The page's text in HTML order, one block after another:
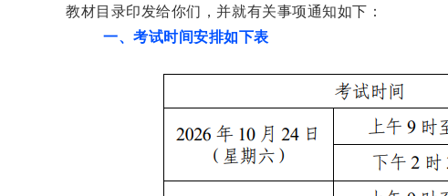
教材目录印发给你们，并就有关事项通知如下：
一、考试时间安排如下表